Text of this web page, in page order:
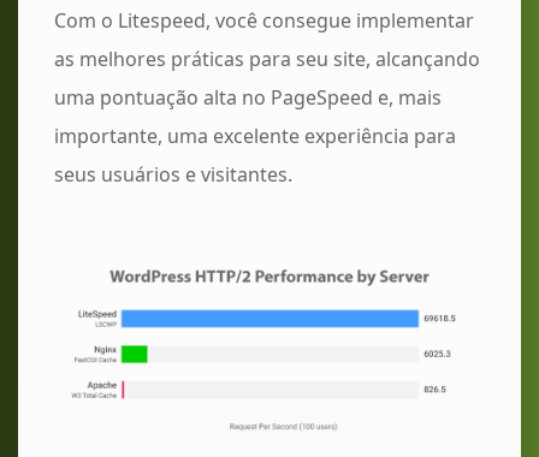
Com o Litespeed, você consegue implementar
as melhores práticas para seu site, alcançando
uma pontuação alta no PageSpeed e, mais
importante, uma excelente experiência para
seus usuários e visitantes.